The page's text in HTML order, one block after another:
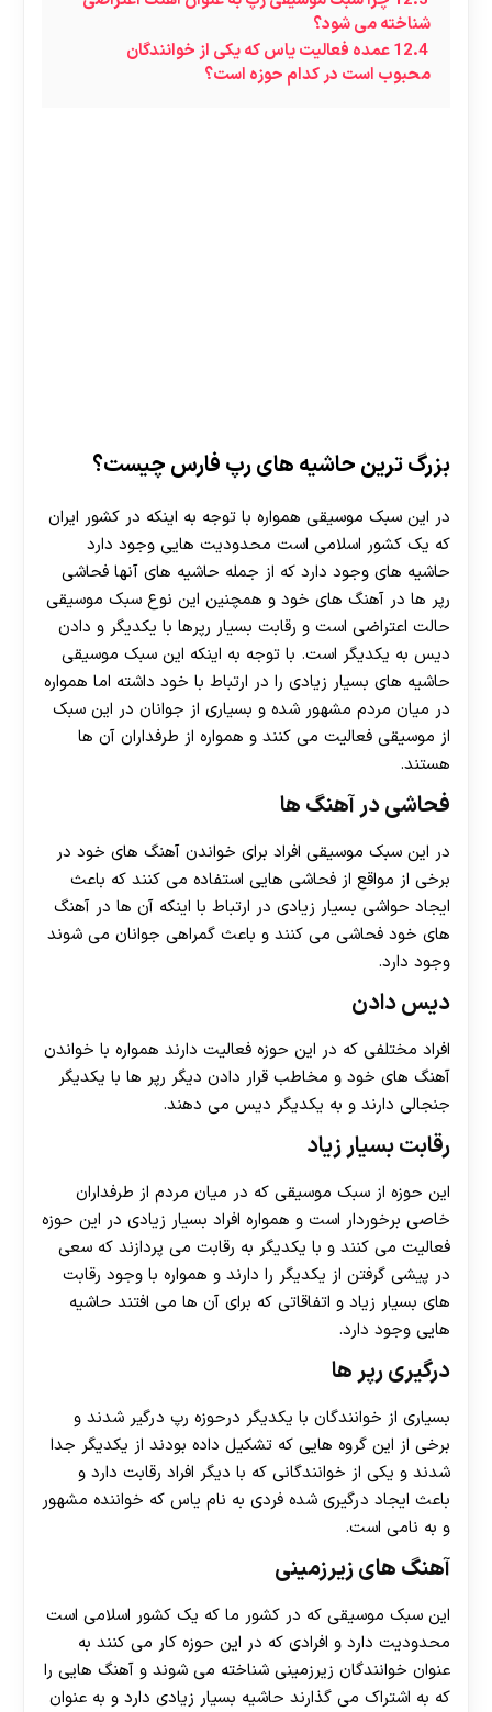
شناخته می شود؟
12.4عمده فعالیت یاس که یکی از خوانندگان
محبوب است در کدام حوزه است؟
بزرگ ترین حاشیه های رپ فارس چیست؟
در این سبک موسیقی همواره با توجه به اینکه در کشور ایران
که یک کشور اسلامی است محدودیت‌ هایی وجود دارد
حاشیه‌ های وجود دارد که از جمله حاشیه های آنها فحاشی
رپر ها در آهنگ های خود و همچنین این نوع سبک موسیقی
حالت اعتراضی است و رقابت بسیار رپرها با یکدیگر و دادن
دیس به یکدیگر است. با توجه به اینکه این سبک موسیقی
حاشیه‌ های بسیار زیادی را در ارتباط با خود داشته اما همواره
در میان مردم مشهور شده و بسیاری از جوانان در این سبک
از موسیقی فعالیت می‌ کنند و همواره از طرفداران آن ها
هستند.
فحاشی در آهنگ ها
در این سبک موسیقی افراد برای خواندن آهنگ های خود در
برخی از مواقع از فحاشی هایی استفاده می کنند که باعث
ایجاد حواشی بسیار زیادی در ارتباط با اینکه آن ها در آهنگ
های خود فحاشی می‌ کنند و باعث گمراهی جوانان می‌ شوند
وجود دارد.
دیس دادن
افراد مختلفی که در این حوزه فعالیت دارند همواره با خواندن
آهنگ های خود و مخاطب قرار دادن دیگر رپر ها با یکدیگر
جنجالی دارند و به یکدیگر دیس می دهند.
رقابت بسیار زیاد
این حوزه از سبک موسیقی که در میان مردم از طرفداران
خاصی برخوردار است و همواره افراد بسیار زیادی در این حوزه
فعالیت می کنند و با یکدیگر به رقابت می پردازند که سعی
در پیشی گرفتن از یکدیگر را دارند و همواره با وجود رقابت
های بسیار زیاد و اتفاقاتی که برای آن ها می‌ افتند حاشیه
هایی وجود دارد.
درگیری رپر ها
بسیاری از خوانندگان با یکدیگر درحوزه رپ درگیر شدند و
برخی از این گروه هایی که تشکیل داده بودند از یکدیگر جدا
شدند و یکی از خوانندگانی که با دیگر افراد رقابت دارد و
باعث ایجاد درگیری شده فردی به نام یاس که خواننده مشهور
و به نامی است.
آهنگ های زیرزمینی
این سبک موسیقی که در کشور ما که یک کشور اسلامی است
محدودیت دارد و افرادی که در این حوزه کار می‌ کنند به
عنوان خوانندگان زیرزمینی شناخته می شوند و آهنگ هایی را
که به اشتراک می‌ گذارند حاشیه بسیار زیادی دارد و به عنوان